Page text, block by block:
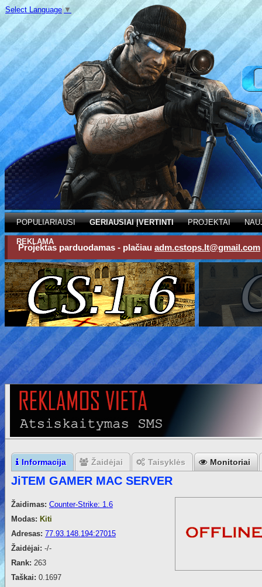
Select Language ▼
POPULIARIAUSI GERIAUSIAI ĮVERTINTI PROJEKTAI
REKLAMA
Projektas parduodamas - plačiau adm.cstops.lt@gmail.com
Informacija Žaidėjai Taisyklės Monitoriai
JiTEM GAMER MAC SERVER
Žaidimas: Counter-Strike: 1.6
Modas: Kiti
Adresas: 77.93.148.194:27015
Žaidėjai: -/-
Rank: 263
Taškai: 0.1697